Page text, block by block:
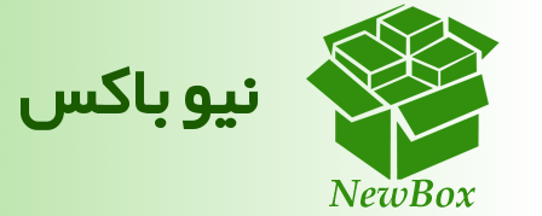
نیو باکس